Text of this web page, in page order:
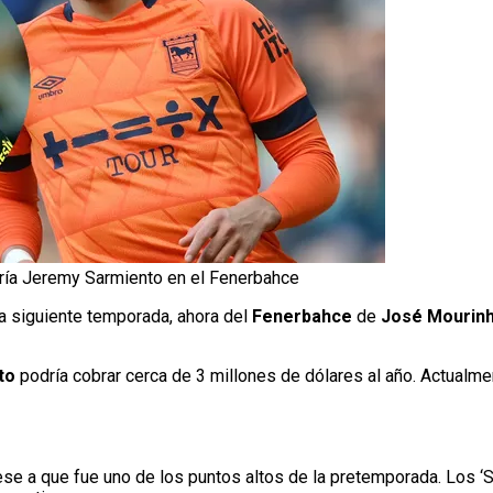
Jeremy Sarmiento en el Fenerbahce
temporada, ahora del Fenerbahce de José
podría cobrar cerca de 3 millones de dólares al año.
a que fue uno de los puntos altos de la pretemporada. Los